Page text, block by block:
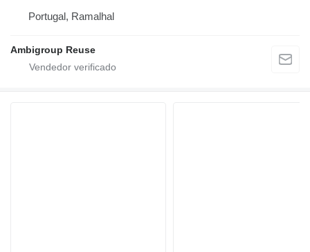
Portugal, Ramalhal
Ambigroup Reuse